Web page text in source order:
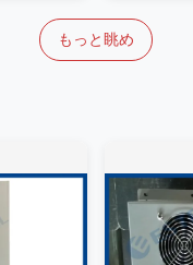
もっと眺め